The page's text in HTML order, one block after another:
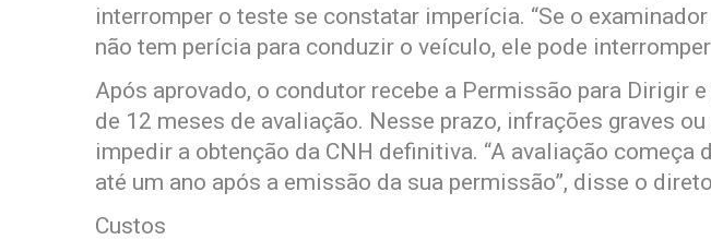
interromper o teste se constatar imperícia. “Se o
não tem perícia para conduzir o veículo, ele pode
Após aprovado, o condutor recebe a Permissão para Dirigir
de 12 meses de avaliação. Nesse prazo, infrações graves
impedir a obtenção da CNH definitiva. “A avaliação começa
até um ano após a emissão da sua permissão”, disse o
Custos